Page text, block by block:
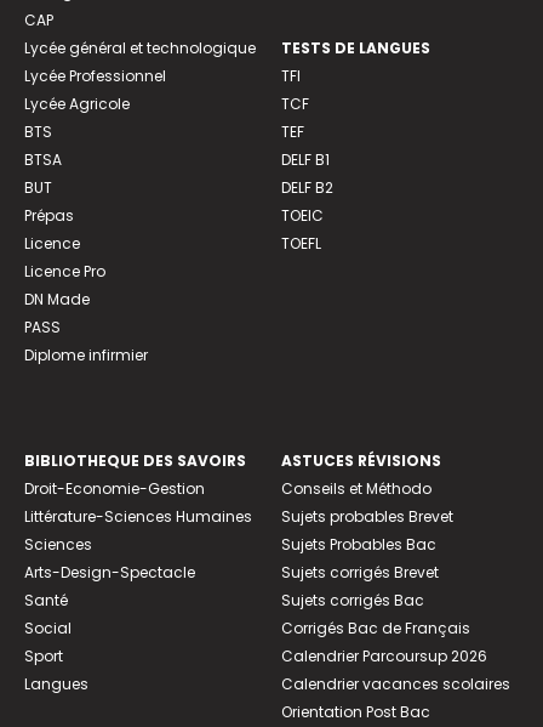
CAP
Lycée général et technologique
Lycée Professionnel
Lycée Agricole
BTS
BTSA
BUT
Prépas
Licence
Licence Pro
DN Made
PASS
Diplome infirmier
TESTS DE LANGUES
TFI
TCF
TEF
DELF B1
DELF B2
TOEIC
TOEFL
BIBLIOTHEQUE DES SAVOIRS
Droit-Economie-Gestion
Littérature-Sciences Humaines
Sciences
Arts-Design-Spectacle
Santé
Social
Sport
Langues
ASTUCES RÉVISIONS
Conseils et Méthodo
Sujets probables Brevet
Sujets Probables Bac
Sujets corrigés Brevet
Sujets corrigés Bac
Corrigés Bac de Français
Calendrier Parcoursup 2026
Calendrier vacances scolaires
Orientation Post Bac